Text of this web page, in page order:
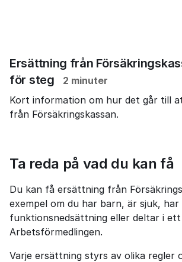
Ersättning från
för steg
2 minuter
Kort information om hur det går till
från Försäkringskassan.
Ta reda på vad du kan få
Du kan få ersättning från
exempel om du har barn, är sjuk, har
funktionsnedsättning eller deltar i
Arbetsförmedlingen.
Varje ersättning styrs av olika regler